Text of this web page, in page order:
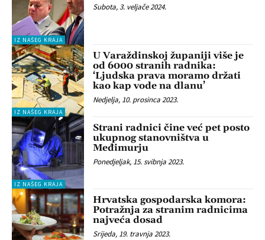
IZ NAŠEG KRAJA
Subota, 3. veljače 2024.
IZ NAŠEG KRAJA
U Varaždinskoj županiji više je
od 6000 stranih radnika:
‘Ljudska prava moramo držati
kao kap vode na dlanu’
Nedjelja, 10. prosinca 2023.
IZ NAŠEG KRAJA
Strani radnici čine već pet posto
ukupnog stanovništva u
Međimurju
Ponedjeljak, 15. svibnja 2023.
Hrvatska gospodarska komora:
Potražnja za stranim radnicima
najveća dosad
Srijeda, 19. travnja 2023.